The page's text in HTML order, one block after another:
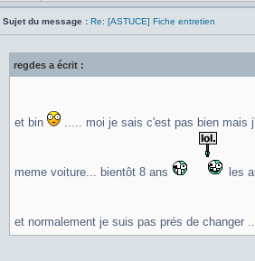
Sujet du message : Re: [ASTUCE] Fiche entretien
regdes a écrit :
et bin ..... moi je sais c'est pas bien mais
meme voiture... bientôt 8 ans les
et normalement je suis pas prés de changer